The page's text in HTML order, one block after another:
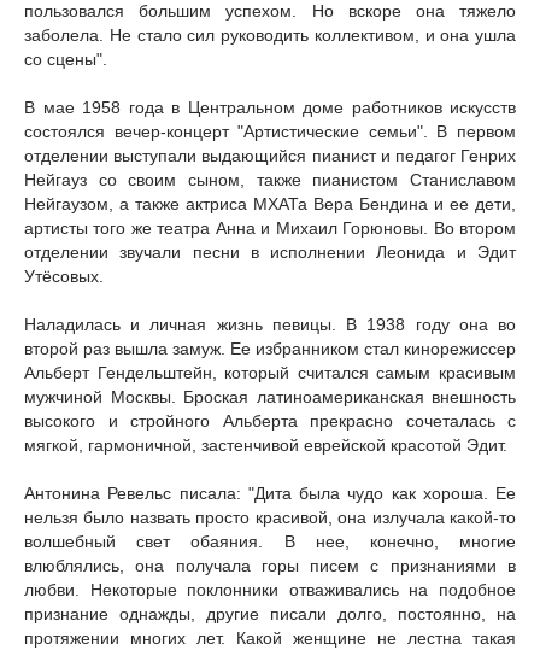
пользовался большим успехом. Но вскоре она тяжело
заболела. Не стало сил руководить коллективом, и она ушла
со сцены".
В мае 1958 года в Центральном доме работников искусств
состоялся вечер-концерт "Артистические семьи". В первом
отделении выступали выдающийся пианист и педагог Генрих
Нейгауз со своим сыном, также пианистом Станиславом
Нейгаузом, а также актриса МХАТа Вера Бендина и ее дети,
артисты того же театра Анна и Михаил Горюновы. Во втором
отделении звучали песни в исполнении Леонида и Эдит
Утёсовых.
Наладилась и личная жизнь певицы. В 1938 году она во
второй раз вышла замуж. Ее избранником стал кинорежиссер
Альберт Гендельштейн, который считался самым красивым
мужчиной Москвы. Броская латиноамериканская внешность
высокого и стройного Альберта прекрасно сочеталась с
мягкой, гармоничной, застенчивой еврейской красотой Эдит.
Антонина Ревельс писала: "Дита была чудо как хороша. Ее
нельзя было назвать просто красивой, она излучала какой-то
волшебный свет обаяния. В нее, конечно, многие
влюблялись, она получала горы писем с признаниями в
любви. Некоторые поклонники отваживались на подобное
признание однажды, другие писали долго, постоянно, на
протяжении многих лет. Какой женщине не лестна такая